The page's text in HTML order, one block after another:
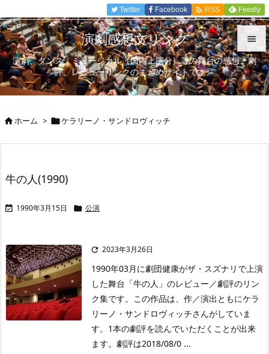


メニュ

Twitter Facebook  RSS Feedly
演劇感想文リンク
演劇、ダンス、ミュージカル（国内上演分）等の舞台の感想、劇
評、レビューリンクのまとめサイトです。
ホーム > ケラリーノ・サンドロヴィッチ
牛の人(1990)
 1990年3月15日  公演
 2023年3月26日
1990年03月に劇団健康がザ・スズナリで上演
した舞台「牛の人」のレビュー／劇評のリン
ク集です。この作品は、作／演出ともにケラ
リーノ・サンドロヴィッチさんがしていま
す。1本の劇評を読んでいただくことが出来
ます。劇評は2018/08/0 ...